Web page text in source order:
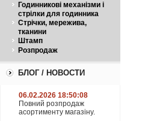
Годинникові механізми і
стрілки для годинника
Стрічки, мережива,
тканини
Штамп
Розпродаж
БЛОГ / НОВОСТИ
06.02.2026 18:50:08
Повний розпродаж
асортименту магазіну.